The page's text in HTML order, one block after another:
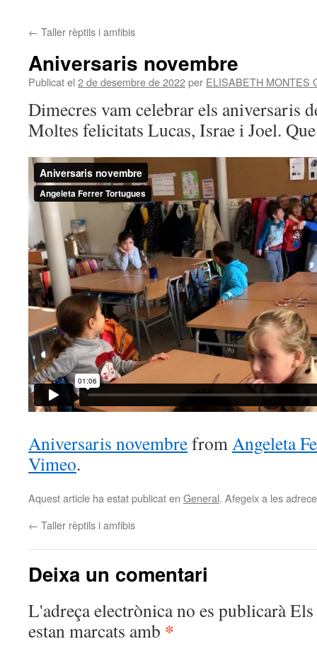
contingut
← Taller rèptils i amfibis
Aniversaris novembre
Publicat el 2 de desembre de 2022per ELISABETH MONTES
Dimecres vam celebrar els aniversaris
Moltes felicitats Lucas, Israe i Joel.
Aniversaris novembrefromAngeleta
Vimeo.
Aquest article ha estat publicat en General. Afegeix a les
← Taller rèptils i amfibis
Deixa un comentari
L'adreça electrònica no es publicaràEls
estan marcats amb *